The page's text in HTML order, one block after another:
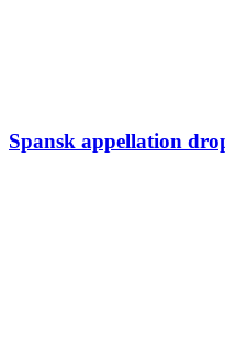
Spansk appellation